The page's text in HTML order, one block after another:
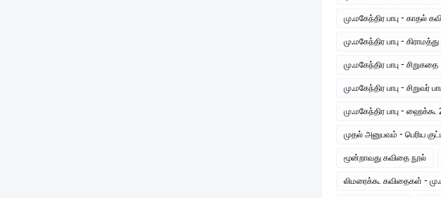
மு.மகேந்திர பாபு - காதல்
மு.மகேந்திர பாபு -
மு.மகேந்திர பாபு - சிறுகதை
மு.மகேந்திர பாபு - சிறுவர்
மு.மகேந்திர பாபு - ஹைக்கூ
முதல் அனுபவம் - பெரிய
மூன்றாவது கவிதை நூல்
லிமரைக்கூ கவிதைகள் -